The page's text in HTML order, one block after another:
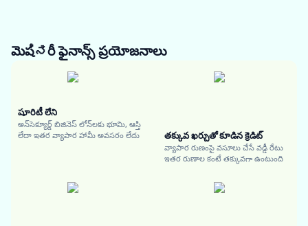
మెషಿನరీ ఫైనాన్స్ప్రయోజనాలు
షూరిటీ లేని
అన్‌సెక్యూర్డ్ బిజినెస్ లోన్‌లకు భూమి, ఆస్తి
లేదా ఇతర వ్యాపార హామీ అవసరం లేదు
తక్కువ ఖర్చుతో కూడిన క్రెడిట్
వ్యాపార రుణంపై వసూలు చేసే వడ్డీ రేటు
ఇతర రుణాల కంటే తక్కువగా ఉంటుంది